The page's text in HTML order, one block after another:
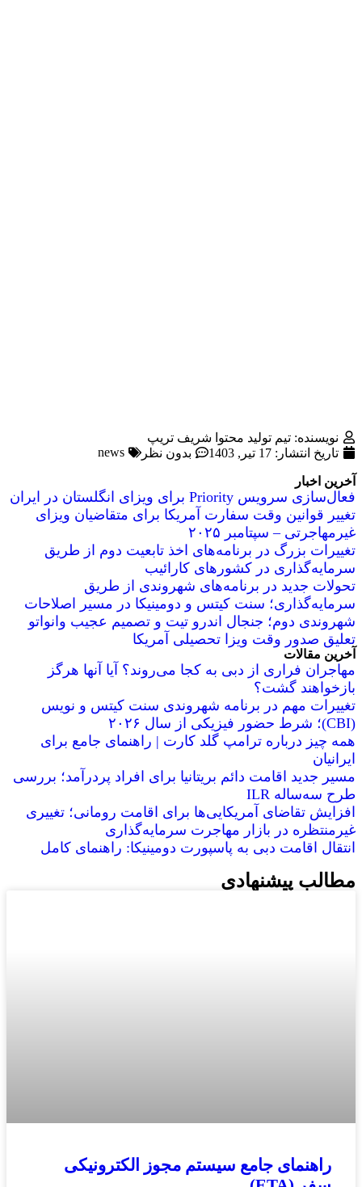
نویسنده: تیم تولید محتوا شریف تریپ
تاریخ انتشار: 17 تیر, 1403 بدون نظر news
آخرین اخبار
فعال‌سازی سرویس Priority برای ویزای انگلستان در ایران
تغییر قوانین وقت سفارت آمریکا برای متقاضیان ویزای
غیرمهاجرتی – سپتامبر ۲۰۲۵
تغییرات بزرگ در برنامه‌های اخذ تابعیت دوم از طریق
سرمایه‌گذاری در کشورهای کارائیب
تحولات جدید در برنامه‌های شهروندی از طریق
سرمایه‌گذاری؛ سنت کیتس و دومینیکا در مسیر اصلاحات
شهروندی دوم؛ جنجال اندرو تیت و تصمیم عجیب وانواتو
تعلیق صدور وقت ویزا تحصیلی آمریکا
آخرین مقالات
مهاجران فراری از دبی به کجا می‌روند؟ آیا آنها هرگز
بازخواهند گشت؟
تغییرات مهم در برنامه شهروندی سنت کیتس و نویس
(CBI)؛ شرط حضور فیزیکی از سال ۲۰۲۶
همه چیز درباره ترامپ گلد کارت | راهنمای جامع برای
ایرانیان
مسیر جدید اقامت دائم بریتانیا برای افراد پردرآمد؛ بررسی
طرح سه‌ساله ILR
افزایش تقاضای آمریکایی‌ها برای اقامت رومانی؛ تغییری
غیرمنتظره در بازار مهاجرت سرمایه‌گذاری
انتقال اقامت دبی به پاسپورت دومینیکا: راهنمای کامل
مطالب پیشنهادی
راهنمای جامع سیستم مجوز الکترونیکی